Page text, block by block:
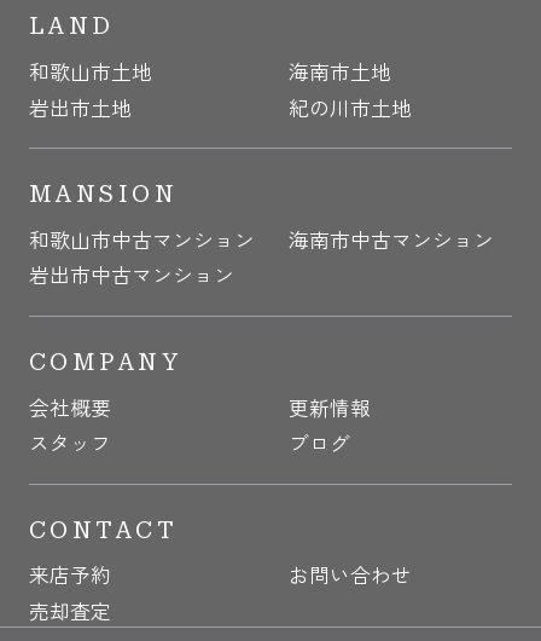
LAND
和歌山市土地
海南市土地
岩出市土地
紀の川市土地
MANSION
和歌山市中古マンション
海南市中古マンション
岩出市中古マンション
COMPANY
会社概要
更新情報
スタッフ
ブログ
CONTACT
来店予約
お問い合わせ
売却査定